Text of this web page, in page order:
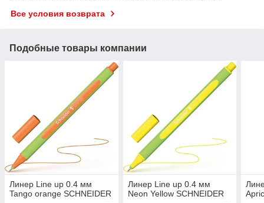
Все условия возврата
Подобные товары компании
Линер Line up 0.4 мм
Tango orange SCHNEIDER
Линер Line up 0.4 мм
Neon Yellow SCHNEIDER